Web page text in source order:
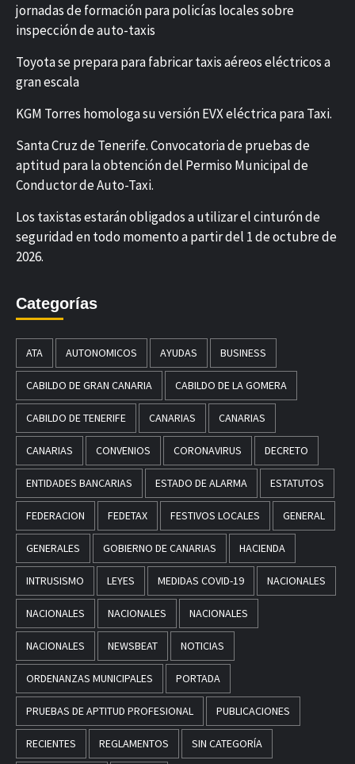
jornadas de formación para policías locales sobre
inspección de auto-taxis
Toyota se prepara para fabricar taxis aéreos eléctricos a
gran escala
KGM Torres homologa su versión EVX eléctrica para Taxi.
Santa Cruz de Tenerife. Convocatoria de pruebas de
aptitud para la obtención del Permiso Municipal de
Conductor de Auto-Taxi.
Los taxistas estarán obligados a utilizar el cinturón de
seguridad en todo momento a partir del 1 de octubre de
2026.
Categorías
ATA AUTONOMICOS AYUDAS BUSINESS
CABILDO DE GRAN CANARIA CABILDO DE LA GOMERA
CABILDO DE TENERIFE CANARIAS CANARIAS
CANARIAS CONVENIOS CORONAVIRUS DECRETO
ENTIDADES BANCARIAS ESTADO DE ALARMA ESTATUTOS
FEDERACION FEDETAX FESTIVOS LOCALES GENERAL
GENERALES GOBIERNO DE CANARIAS HACIENDA
INTRUSISMO LEYES MEDIDAS COVID-19 NACIONALES
NACIONALES NACIONALES NACIONALES
NACIONALES NEWSBEAT NOTICIAS
ORDENANZAS MUNICIPALES PORTADA
PRUEBAS DE APTITUD PROFESIONAL PUBLICACIONES
RECIENTES REGLAMENTOS SIN CATEGORÍA